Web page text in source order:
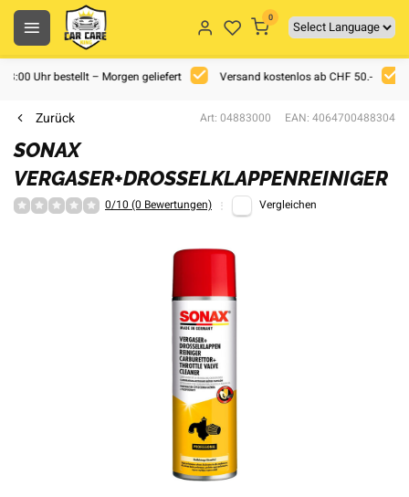
0
Uhr bestellt – Morgen geliefert Versand kostenlos ab CHF 50.-
Zurück Art: 04883000 EAN: 4064700488304
SONAX
VERGASER+DROSSELKLAPPENREINIGER
0/10 (0 Bewertungen) Vergleichen